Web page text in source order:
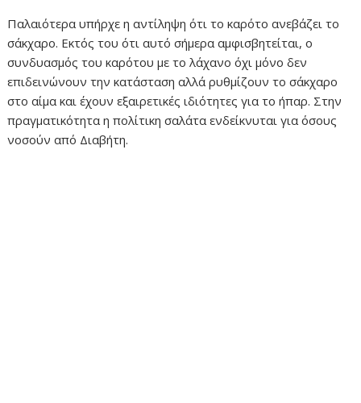
Παλαιότερα υπήρχε η αντίληψη ότι το καρότο ανεβάζει το
σάκχαρο. Εκτός του ότι αυτό σήμερα αμφισβητείται, ο
συνδυασμός του καρότου με το λάχανο όχι μόνο δεν
επιδεινώνουν την κατάσταση αλλά ρυθμίζουν το σάκχαρο
στο αίμα και έχουν εξαιρετικές ιδιότητες για το ήπαρ. Στην
πραγματικότητα η πολίτικη σαλάτα ενδείκνυται για όσους
νοσούν από Διαβήτη.